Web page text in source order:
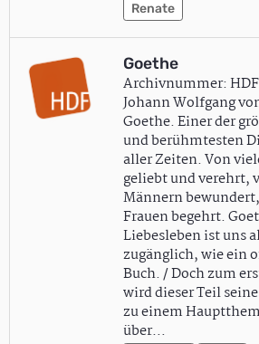
Renate
Goethe
Archivnummer:
Johann Wolfgang
Goethe. Einer der
und berühmtesten
aller Zeiten. Von
geliebt und verehrt,
Männern
Frauen begehrt.
Liebesleben ist uns
zugänglich, wie ein
Buch. / Doch zum
wird dieser Teil
zu einem
über…